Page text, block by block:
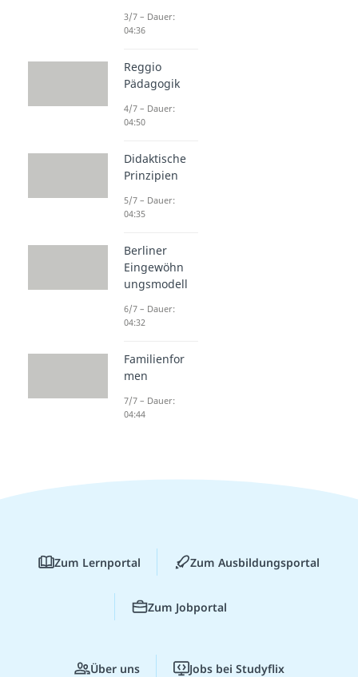
3/7 – Dauer:
04:36
Reggio
Pädagogik
4/7 – Dauer:
04:50
Didaktische
Prinzipien
5/7 – Dauer:
04:35
Berliner
Eingewöhn
ungsmodell
6/7 – Dauer:
04:32
Familienfor
men
7/7 – Dauer:
04:44
Zum Lernportal Zum Ausbildungsportal
Zum Jobportal
Über uns Jobs bei Studyflix